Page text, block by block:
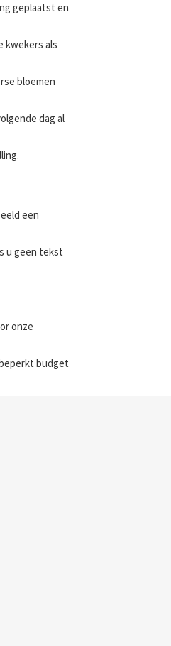
geplaatst en
kwekers als
bloemen
dag al
een
u geen tekst
onze
budget